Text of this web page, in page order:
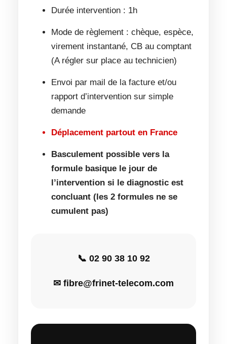
Durée intervention : 1h
Mode de règlement : chèque, espèce,
virement instantané, CB au comptant
(A régler sur place au technicien)
Envoi par mail de la facture et/ou
rapport d’intervention sur simple
demande
Déplacement partout en France
Basculement possible vers la
formule basique le jour de
l’intervention si le diagnostic est
concluant (les 2 formules ne se
cumulent pas)
📞 02 90 38 10 92
✉ fibre@frinet-telecom.com